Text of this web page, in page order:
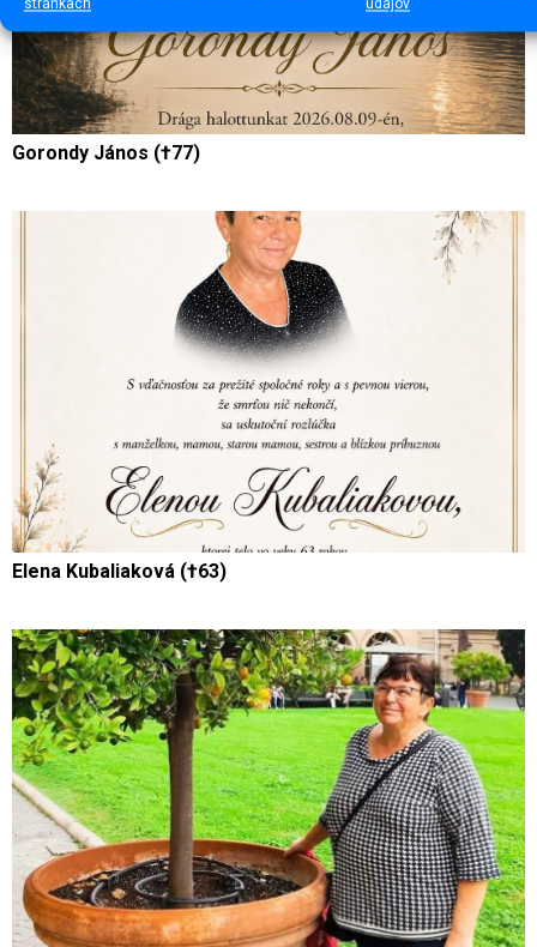
stránkach
údajov
Gorondy János (†77)
Elena Kubaliaková (†63)